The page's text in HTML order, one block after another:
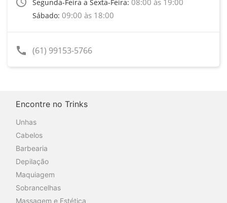
Segunda-Feira a Sexta-Feira: 08:00 às 19:00
Sábado: 09:00 às 18:00
call (61) 99153-5766
Encontre no Trinks
Unhas
Cabelos
Barbearia
Depilação
Maquiagem
Sobrancelhas
Massagem e Estética